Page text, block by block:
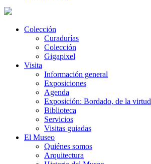
Colección
Curadurías
Colección
Gigapixel
Visita
Información general
Exposiciones
Agenda
Exposición: Bordado, de la virtud
Biblioteca
Servicios
Visitas guiadas
El Museo
Quiénes somos
Arquitectura